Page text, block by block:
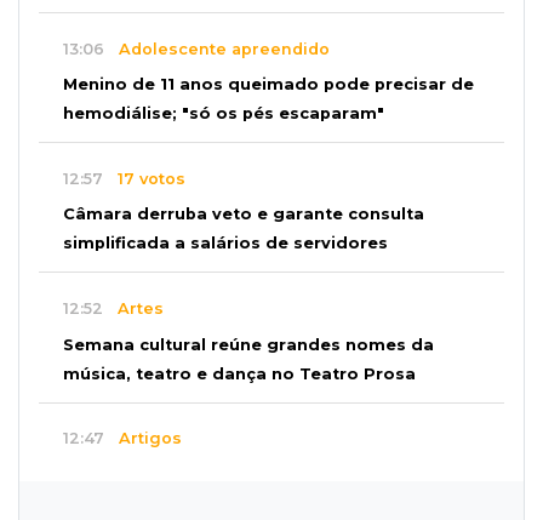
13:06 Adolescente apreendido
Menino de 11 anos queimado pode precisar de
hemodiálise; "só os pés escaparam"
12:57 17 votos
Câmara derruba veto e garante consulta
simplificada a salários de servidores
12:52 Artes
Semana cultural reúne grandes nomes da
música, teatro e dança no Teatro Prosa
12:47 Artigos